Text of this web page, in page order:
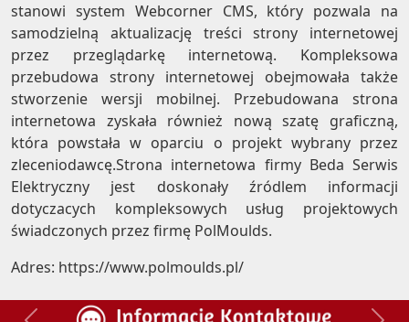
stanowi system Webcorner CMS, który pozwala na
samodzielną aktualizację treści strony internetowej
przez przeglądarkę internetową. Kompleksowa
przebudowa strony internetowej obejmowała także
stworzenie wersji mobilnej. Przebudowana strona
internetowa zyskała również nową szatę graficzną,
która powstała w oparciu o projekt wybrany przez
zleceniodawcę.Strona internetowa firmy Beda Serwis
Elektryczny jest doskonały źródlem informacji
dotyczacych kompleksowych usług projektowych
świadczonych przez firmę PolMoulds.
Adres: https://www.polmoulds.pl/